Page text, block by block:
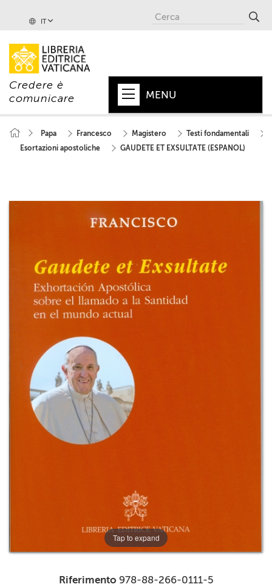
IT
Credere è
comunicare
MENU
PAPA
+
CHIESA
MONDO
COLLANE
RIVISTE
CEI
Papa Francesco Magistero
Testi fondamentali
Esortazioni apostoliche
GAUDETE ET EXSULTATE (ESPANOL)
Tap to expand
Riferimento 978-88-266-0111-5